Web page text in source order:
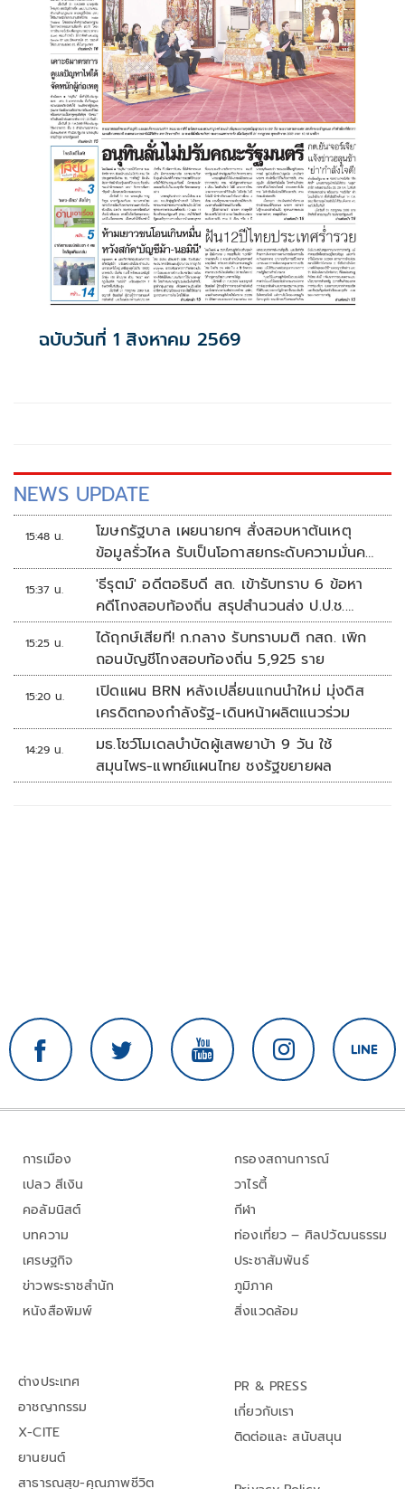
ฉบับวันที่ 1 สิงหาคม 2569
NEWS UPDATE
15:48 น.
โฆษกรัฐบาล เผยนายกฯ สั่งสอบหาต้นเหตุ
ข้อมูลรั่วไหล รับเป็นโอกาสยกระดับความมั่นคง
ปลอดภัยข้อมูลภาครัฐทั้งระบบ
15:37 น.
'ธีรุตม์' อดีตอธิบดี สถ. เข้ารับทราบ 6 ข้อหา
คดีโกงสอบท้องถิ่น สรุปสำนวนส่ง ป.ป.ช.
สัปดาห์หน้า
15:25 น.
ได้ฤกษ์เสียที! ก.กลาง รับทราบมติ กสถ. เพิก
ถอนบัญชีโกงสอบท้องถิ่น 5,925 ราย
15:20 น.
เปิดแผน BRN หลังเปลี่ยนแกนนำใหม่ มุ่งดิส
เครดิตกองกำลังรัฐ-เดินหน้าผลิตแนวร่วม
14:29 น.
มธ.โชว์โมเดลบำบัดผู้เสพยาบ้า 9 วัน ใช้
สมุนไพร-แพทย์แผนไทย ชงรัฐขยายผล
การเมือง
เปลว สีเงิน
คอลัมนิสต์
บทความ
เศรษฐกิจ
ข่าวพระราชสำนัก
หนังสือพิมพ์
กรองสถานการณ์
วาไรตี้
กีฬา
ท่องเที่ยว – ศิลปวัฒนธรรม
ประชาสัมพันธ์
ภูมิภาค
สิ่งแวดล้อม
ต่างประเทศ
อาชญากรรม
X-CITE
ยานยนต์
สาธารณสุข-คุณภาพชีวิต
PR & PRESS
เกี่ยวกับเรา
ติดต่อและ สนับสนุน